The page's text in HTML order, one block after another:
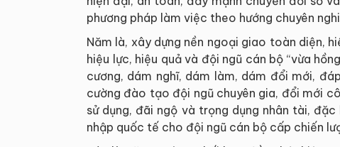
phương pháp làm việc theo hướng chuyên
Năm là, xây dựng nền ngoại giao toàn diện,
hiệu lực, hiệu quả và đội ngũ cán bộ “vừa
cương, dám nghĩ, dám làm, dám đổi mới,
cường đào tạo đội ngũ chuyên gia, đổi mới
sử dụng, đãi ngộ và trọng dụng nhân tài,
nhập quốc tế cho đội ngũ cán bộ cấp chiến